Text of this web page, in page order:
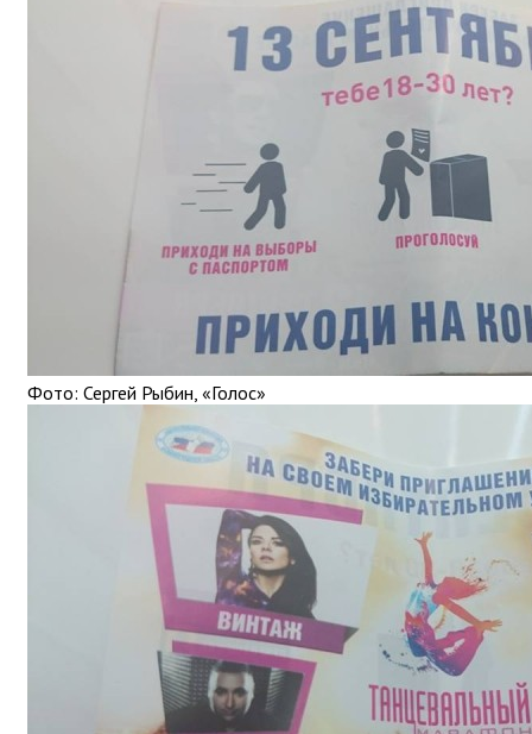
Фото: Сергей Рыбин, «Голос»